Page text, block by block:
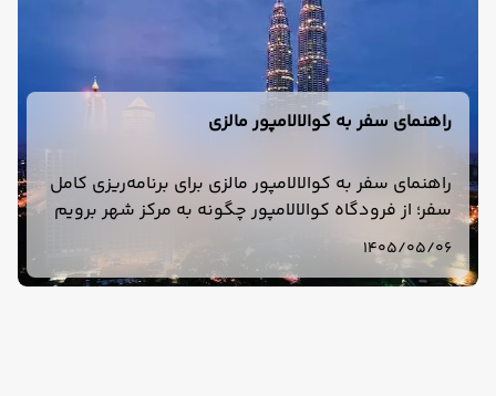
راهنمای سفر به کوالالامپور مالزی
راهنمای سفر به کوالالامپور مالزی برای برنامه‌ریزی کامل
سفر؛ از فرودگاه کوالالامپور چگونه به مرکز شهر برویم
و کوالالامپور برای سفر چند روز مناسب است؟ بررسی
هزینه، هتل، دیدنی‌ها.
1405/05/06